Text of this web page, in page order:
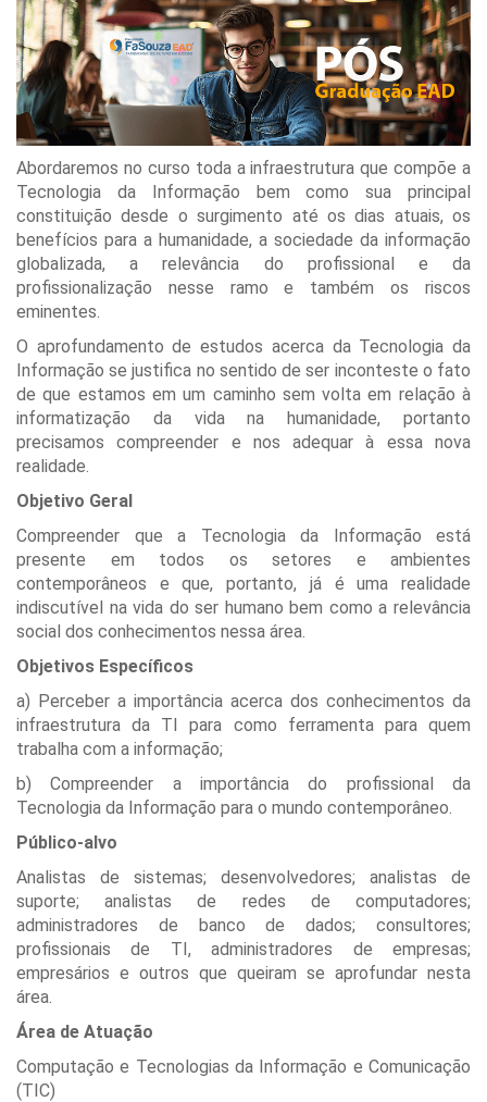
Abordaremos no curso toda a infraestrutura que compõe a
Tecnologia da Informação bem como sua principal
constituição desde o surgimento até os dias atuais, os
benefícios para a humanidade, a sociedade da informação
globalizada, a relevância do profissional e da
profissionalização nesse ramo e também os riscos
eminentes.
O aprofundamento de estudos acerca da Tecnologia da
Informação se justifica no sentido de ser inconteste o fato
de que estamos em um caminho sem volta em relação à
informatização da vida na humanidade, portanto
precisamos compreender e nos adequar à essa nova
realidade.
Objetivo Geral
Compreender que a Tecnologia da Informação está
presente em todos os setores e ambientes
contemporâneos e que, portanto, já é uma realidade
indiscutível na vida do ser humano bem como a relevância
social dos conhecimentos nessa área.
Objetivos Específicos
a) Perceber a importância acerca dos conhecimentos da
infraestrutura da TI para como ferramenta para quem
trabalha com a informação;
b) Compreender a importância do profissional da
Tecnologia da Informação para o mundo contemporâneo.
Público-alvo
Analistas de sistemas; desenvolvedores; analistas de
suporte; analistas de redes de computadores;
administradores de banco de dados; consultores;
profissionais de TI, administradores de empresas;
empresários e outros que queiram se aprofundar nesta
área.
Área de Atuação
Computação e Tecnologias da Informação e Comunicação
(TIC)